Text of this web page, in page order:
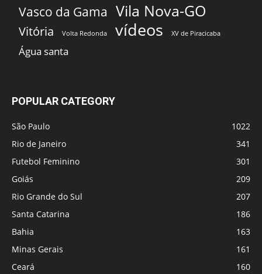
Vasco da Gama Vila Nova-GO
Vitória Volta Redonda vídeos XV de Piracicaba
Água santa
POPULAR CATEGORY
São Paulo
1022
Rio de Janeiro
341
Futebol Feminino
301
Goiás
209
Rio Grande do Sul
207
Santa Catarina
186
Bahia
163
Minas Gerais
161
Ceará
160